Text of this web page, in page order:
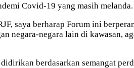
Covid-19 yang masih melanda.
saya berharap Forum ini
negara-negara lain di kawasan,
berdasarkan semangat